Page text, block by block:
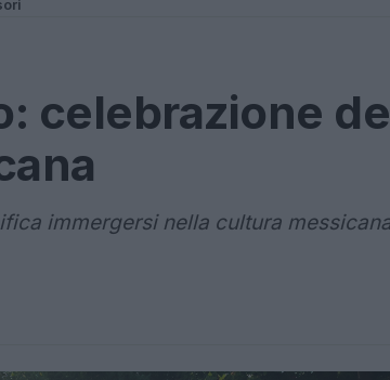
celebrazione
immergersi nella cultura